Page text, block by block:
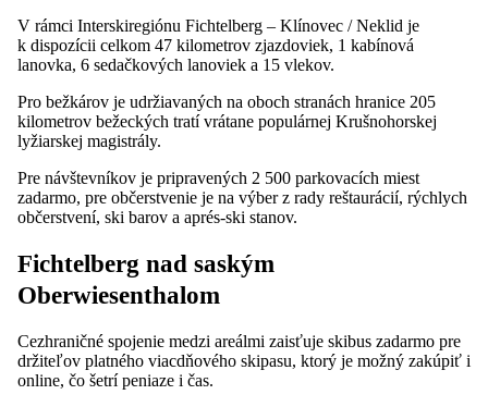
V rámci Interskiregiónu Fichtelberg – Klínovec / Neklid je
k dispozícii celkom 47 kilometrov zjazdoviek, 1 kabínová
lanovka, 6 sedačkových lanoviek a 15 vlekov.
Pro bežkárov je udržiavaných na oboch stranách hranice 205
kilometrov bežeckých tratí vrátane populárnej Krušnohorskej
lyžiarskej magistrály.
Pre návštevníkov je pripravených 2 500 parkovacích miest
zadarmo, pre občerstvenie je na výber z rady reštaurácií, rýchlych
občerstvení, ski barov a aprés-ski stanov.
Fichtelberg nad saským
Oberwiesenthalom
Cezhraničné spojenie medzi areálmi zaisťuje skibus zadarmo pre
držiteľov platného viacdňového skipasu, ktorý je možný zakúpiť i
online, čo šetrí peniaze i čas.